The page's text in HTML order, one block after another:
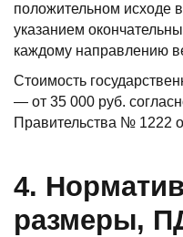
положительном исходе
указанием
каждому направлению
Стоимость
— от 35 000 руб.
Правительства № 1222
4.
размеры,